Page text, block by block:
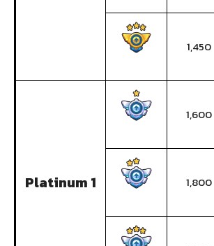
1,450
Platinum 1
1,600
1,800